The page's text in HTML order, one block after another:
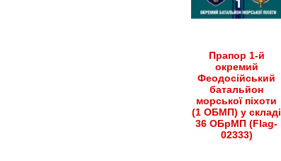
Прапор 1-й
окремий
Феодосійський
батальйон
морської піхоти
(1 ОБМП) у складі
36 ОБрМП (Flag-
02333)